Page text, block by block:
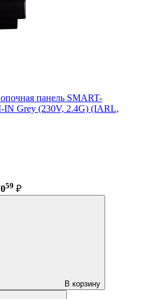
панель SMART-
Grey (230V, 2.4G) (IARL,
59 ₽
В корзину